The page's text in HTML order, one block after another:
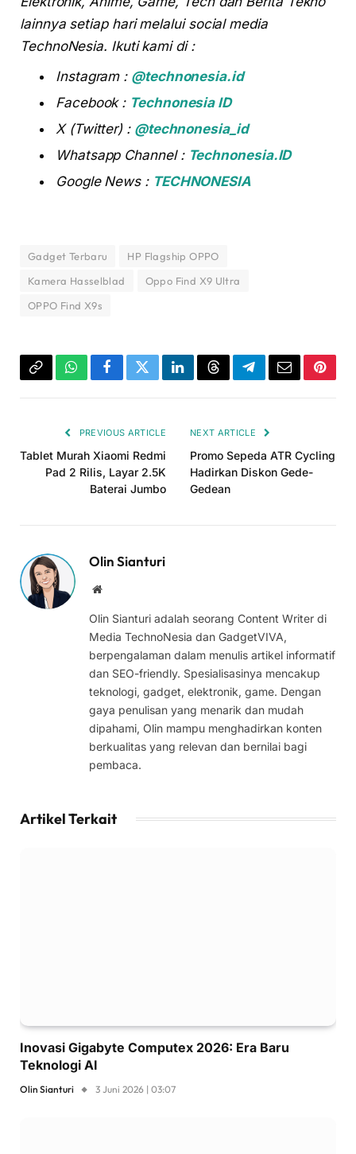
lainnya setiap hari melalui social media
TechnoNesia. Ikuti kami di :
Instagram : @technonesia.id
Facebook : Technonesia ID
X (Twitter) : @technonesia_id
Whatsapp Channel : Technonesia.ID
Google News : TECHNONESIA
Gadget Terbaru
HP Flagship OPPO
Kamera Hasselblad
Oppo Find X9 Ultra
OPPO Find X9s
Copy WhatsAppFacebookTwitterLinkedInThreadsTelegramEmail
PREVIOUS ARTICLE
Tablet Murah Xiaomi Redmi
Pad 2 Rilis, Layar 2.5K
Baterai Jumbo
NEXT ARTICLE
Promo Sepeda ATR Cycling
Hadirkan Diskon Gede-
Gedean
Olin Sianturi
Website
Olin Sianturi adalah seorang Content Writer di
Media TechnoNesia dan GadgetVIVA,
berpengalaman dalam menulis artikel informatif
dan SEO-friendly. Spesialisasinya mencakup
teknologi, gadget, elektronik, game. Dengan
gaya penulisan yang menarik dan mudah
dipahami, Olin mampu menghadirkan konten
berkualitas yang relevan dan bernilai bagi
pembaca.
Artikel Terkait
Inovasi Gigabyte Computex 2026: Era Baru
Teknologi AI
Olin Sianturi 3 Juni 2026 | 03:07